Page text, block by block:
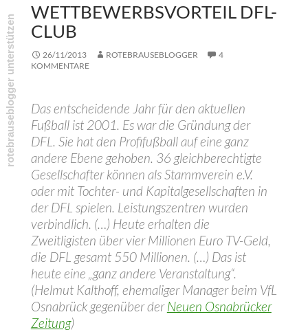
WETTBEWERBSVORTEIL DFL-
CLUB
26/11/2013 ROTEBRAUSEBLOGGER
4
KOMMENTARE
Das entscheidende Jahr für den aktuellen
Fußball ist 2001. Es war die Gründung der
DFL. Sie hat den Profifußball auf eine ganz
andere Ebene gehoben. 36 gleichberechtigte
Gesellschafter können als Stammverein e.V.
oder mit Tochter- und Kapitalgesellschaften in
der DFL spielen. Leistungszentren wurden
verbindlich. (…) Heute erhalten die
Zweitligisten über vier Millionen Euro TV-Geld,
die DFL gesamt 550 Millionen. (…) Das ist
heute eine „ganz andere Veranstaltung“.
(Helmut Kalthoff, ehemaliger Manager beim VfL
Osnabrück gegenüber derNeuen Osnabrücker
Zeitung)
rotebrauseblogger unterstützen